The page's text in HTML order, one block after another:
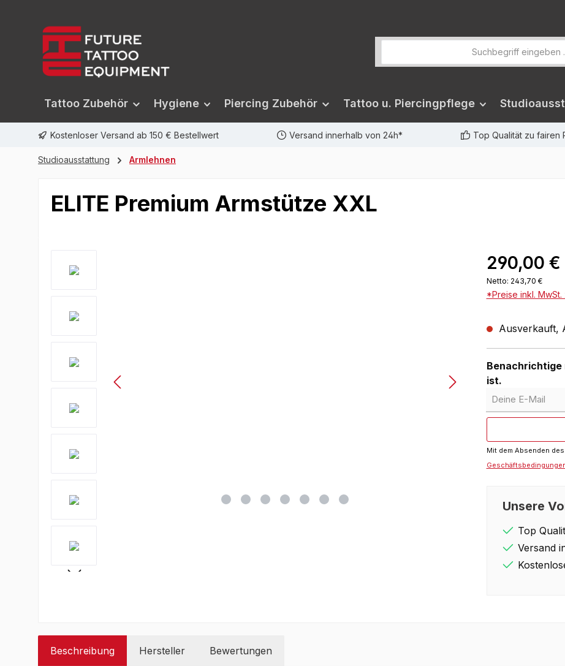
Tattoo Zubehör Hygiene Piercing Zubehör Tattoo u. Piercingpflege
Kostenloser Versand ab 150 € Bestellwert Versand innerhalb von 24h* Top Qualität zu fairen
Studioausstattung Armlehnen
ELITE Premium Armstütze XXL
290,00 €
Netto: 243,70 €
*Preise inkl.
Ausverkauft,
Benachrichtige
ist.
Mit dem Absenden
Unsere
Top
Versand
Beschreibung Hersteller Bewertungen